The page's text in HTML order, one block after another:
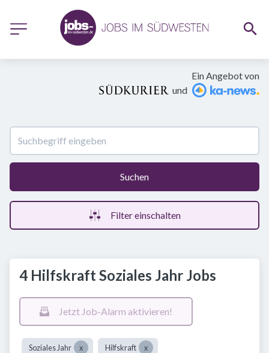
Ein Angebot von
und
Suchen
Filter einschalten
4 Hilfskraft Soziales Jahr Jobs
Jetzt Job-Alarm aktivieren!
Soziales Jahr Hilfskraft